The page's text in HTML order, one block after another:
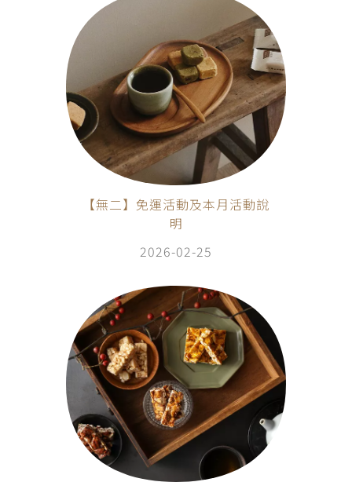
【無二】免運活動及本月活動說
明
2026-02-25